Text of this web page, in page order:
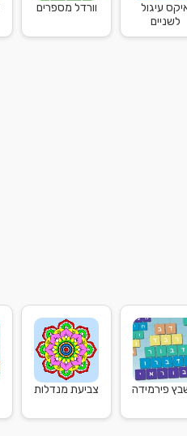
עיגול
לשניים
וורדל מספרים
פירמידה צביעת מנדלות